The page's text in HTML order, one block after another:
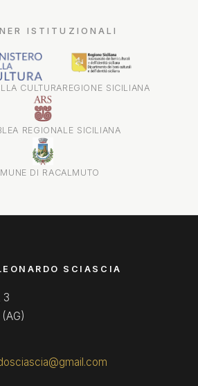
ISTITUZIONALI
CULTURAREGIONE SICILIANA
REGIONALE SICILIANA
DI RACALMUTO
SCIASCIA
3